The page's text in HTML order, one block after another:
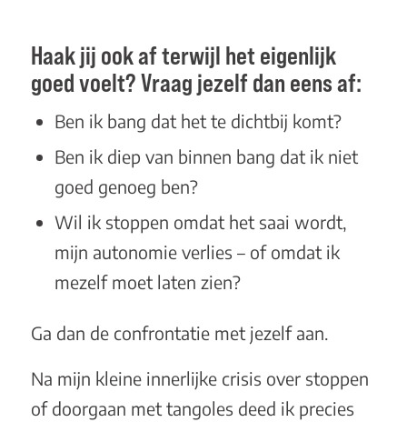
Haak jij ook af terwijl het eigenlijk
goed voelt? Vraag jezelf dan eens af:
Ben ik bang dat het te dichtbij komt?
Ben ik diep van binnen bang dat ik niet
goed genoeg ben?
Wil ik stoppen omdat het saai wordt,
mijn autonomie verlies – of omdat ik
mezelf moet laten zien?
Ga dan de confrontatie met jezelf aan.
Na mijn kleine innerlijke crisis over stoppen
of doorgaan met tangoles deed ik precies